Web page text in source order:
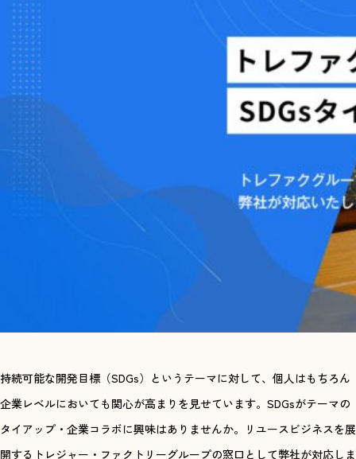
持続可能な開発目標（SDGs）というテーマに対して、個人はもちろん
企業レベルにおいても関心が高まりを見せています。SDGsがテーマの
タイアップ・企業コラボに興味はありませんか。リユースビジネスを展
開するトレジャー・ファクトリーグループの窓口として弊社が対応しま